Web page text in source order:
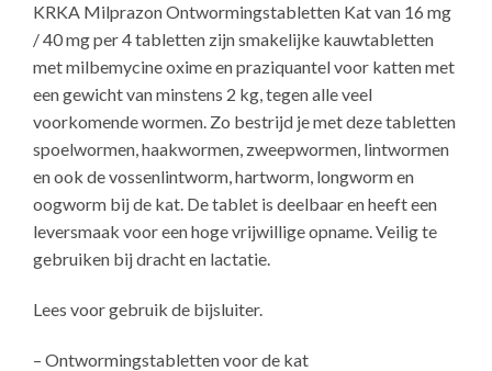
KRKA Milprazon Ontwormingstabletten Kat van 16 mg
/ 40 mg per 4 tabletten zijn smakelijke kauwtabletten
met milbemycine oxime en praziquantel voor katten met
een gewicht van minstens 2 kg, tegen alle veel
voorkomende wormen. Zo bestrijd je met deze tabletten
spoelwormen, haakwormen, zweepwormen, lintwormen
en ook de vossenlintworm, hartworm, longworm en
oogworm bij de kat. De tablet is deelbaar en heeft een
leversmaak voor een hoge vrijwillige opname. Veilig te
gebruiken bij dracht en lactatie.
Lees voor gebruik de bijsluiter.
– Ontwormingstabletten voor de kat